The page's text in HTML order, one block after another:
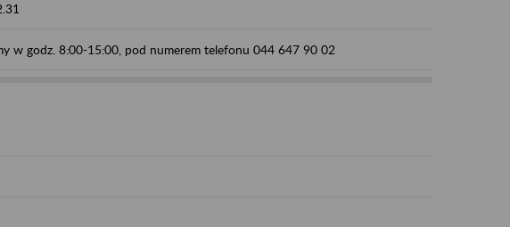
w godz. 8:00-15:00, pod numerem telefonu 044 647 90 02